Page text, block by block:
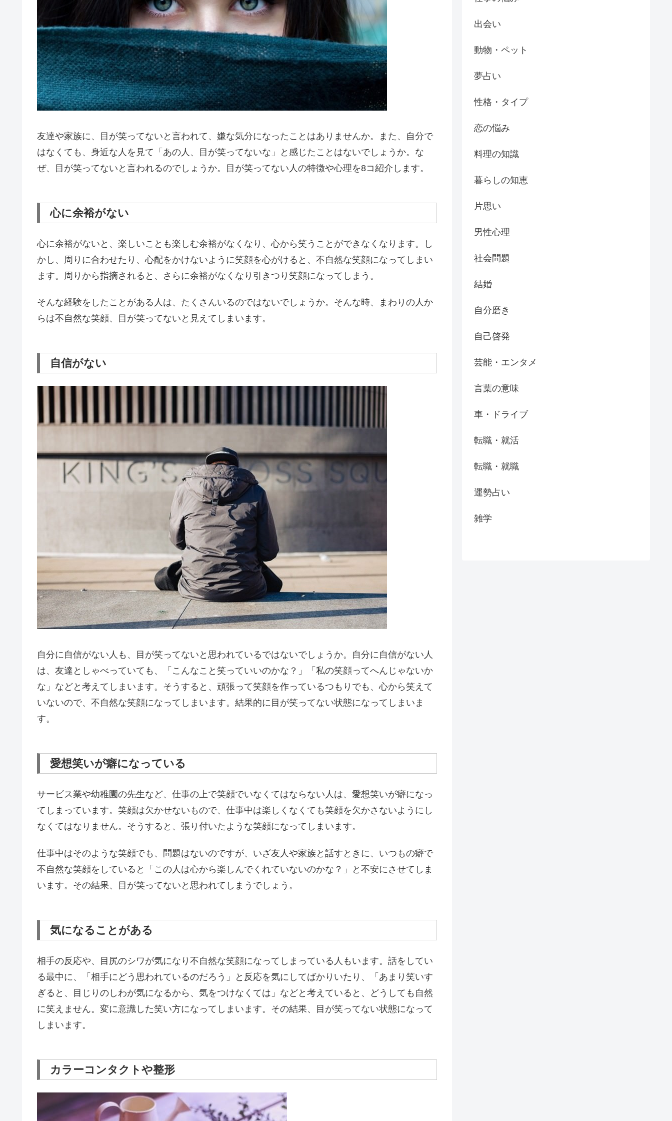
友達や家族に、目が笑ってないと言われて、嫌な気分になったことはありませんか。また、自分で
はなくても、身近な人を見て「あの人、目が笑ってないな」と感じたことはないでしょうか。な
ぜ、目が笑ってないと言われるのでしょうか。目が笑ってない人の特徴や心理を8コ紹介します。
心に余裕がない
心に余裕がないと、楽しいことも楽しむ余裕がなくなり、心から笑うことができなくなります。し
かし、周りに合わせたり、心配をかけないように笑顔を心がけると、不自然な笑顔になってしまい
ます。周りから指摘されると、さらに余裕がなくなり引きつり笑顔になってしまう。
そんな経験をしたことがある人は、たくさんいるのではないでしょうか。そんな時、まわりの人か
らは不自然な笑顔、目が笑ってないと見えてしまいます。
自信がない
自分に自信がない人も、目が笑ってないと思われているではないでしょうか。自分に自信がない人
は、友達としゃべっていても、「こんなこと笑っていいのかな？」「私の笑顔ってへんじゃないか
な」などと考えてしまいます。そうすると、頑張って笑顔を作っているつもりでも、心から笑えて
いないので、不自然な笑顔になってしまいます。結果的に目が笑ってない状態になってしまいま
す。
愛想笑いが癖になっている
サービス業や幼稚園の先生など、仕事の上で笑顔でいなくてはならない人は、愛想笑いが癖になっ
てしまっています。笑顔は欠かせないもので、仕事中は楽しくなくても笑顔を欠かさないようにし
なくてはなりません。そうすると、張り付いたような笑顔になってしまいます。
仕事中はそのような笑顔でも、問題はないのですが、いざ友人や家族と話すときに、いつもの癖で
不自然な笑顔をしていると「この人は心から楽しんでくれていないのかな？」と不安にさせてしま
います。その結果、目が笑ってないと思われてしまうでしょう。
気になることがある
相手の反応や、目尻のシワが気になり不自然な笑顔になってしまっている人もいます。話をしてい
る最中に、「相手にどう思われているのだろう」と反応を気にしてばかりいたり、「あまり笑いす
ぎると、目じりのしわが気になるから、気をつけなくては」などと考えていると、どうしても自然
に笑えません。変に意識した笑い方になってしまいます。その結果、目が笑ってない状態になって
しまいます。
カラーコンタクトや整形
出会い
動物・ペット
夢占い
性格・タイプ
恋の悩み
料理の知識
暮らしの知恵
片思い
男性心理
社会問題
結婚
自分磨き
自己啓発
芸能・エンタメ
言葉の意味
車・ドライブ
転職・就活
転職・就職
運勢占い
雑学